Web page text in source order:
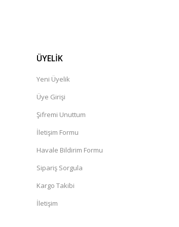
ÜYELİK
Yeni Üyelik
Üye Girişi
Şifremi Unuttum
İletişim Formu
Havale Bildirim Formu
Sipariş Sorgula
Kargo Takibi
İletişim